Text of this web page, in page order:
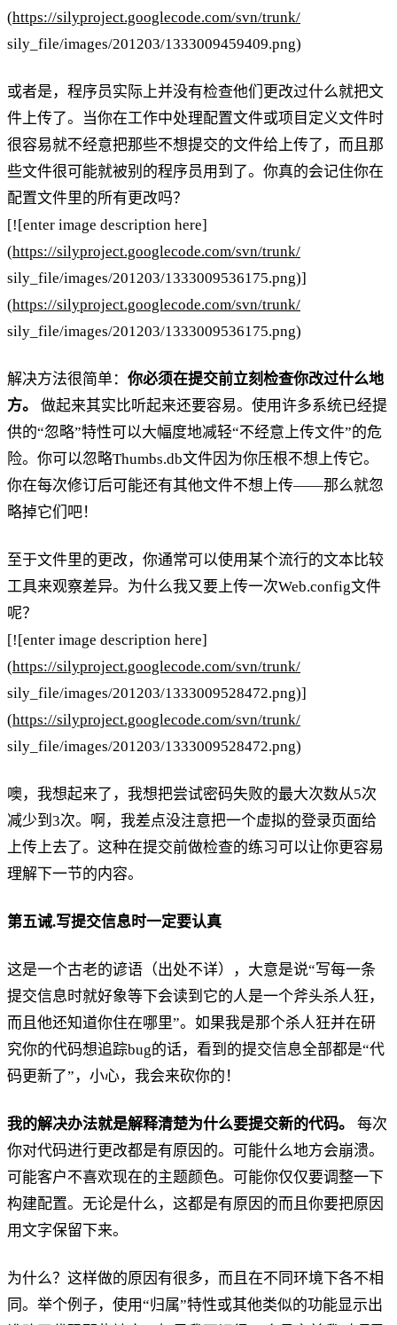
(https://silyproject.googlecode.com/svn/trunk/
sily_file/images/201203/1333009459409.png)
或者是，程序员实际上并没有检查他们更改过什么就把文
件上传了。当你在工作中处理配置文件或项目定义文件时
很容易就不经意把那些不想提交的文件给上传了，而且那
些文件很可能就被别的程序员用到了。你真的会记住你在
配置文件里的所有更改吗？
[![enter image description here]
(https://silyproject.googlecode.com/svn/trunk/
sily_file/images/201203/1333009536175.png)]
(https://silyproject.googlecode.com/svn/trunk/
sily_file/images/201203/1333009536175.png)
解决方法很简单： 你必须在提交前立刻检查你改过什么地
方。
做起来其实比听起来还要容易。使用许多系统已经提
供的“忽略”特性可以大幅度地减轻“不经意上传文件”的危
险。你可以忽略Thumbs.db文件因为你压根不想上传它。
你在每次修订后可能还有其他文件不想上传——那么就忽
略掉它们吧！
至于文件里的更改，你通常可以使用某个流行的文本比较
工具来观察差异。为什么我又要上传一次Web.config文件
呢？
[![enter image description here]
(https://silyproject.googlecode.com/svn/trunk/
sily_file/images/201203/1333009528472.png)]
(https://silyproject.googlecode.com/svn/trunk/
sily_file/images/201203/1333009528472.png)
噢，我想起来了，我想把尝试密码失败的最大次数从5次
减少到3次。啊，我差点没注意把一个虚拟的登录页面给
上传上去了。这种在提交前做检查的练习可以让你更容易
理解下一节的内容。
第五诫.写提交信息时一定要认真
这是一个古老的谚语（出处不详），大意是说“写每一条
提交信息时就好象等下会读到它的人是一个斧头杀人狂，
而且他还知道你住在哪里”。如果我是那个杀人狂并在研
究你的代码想追踪bug的话，看到的提交信息全部都是“代
码更新了”，小心，我会来砍你的！
我的解决办法就是解释清楚为什么要提交新的代码。
每次
你对代码进行更改都是有原因的。可能什么地方会崩溃。
可能客户不喜欢现在的主题颜色。可能你仅仅要调整一下
构建配置。无论是什么，这都是有原因的而且你要把原因
用文字保留下来。
为什么？这样做的原因有很多，而且在不同环境下各不相
同。举个例子，使用“归属”特性或其他类似的功能显示出